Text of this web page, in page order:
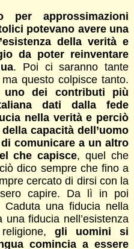
approssimazioni
potevano avere una
della verità e
da poter reinventare
. Poi ci saranno tante
questo colpisce tanto.
uno dei contributi più
dati dalla fede
nella verità e perciò
capacità dell’uomo
comunicare a un altro
che capisce, quel che
dico sempre che fino a
cercato di dirsi con la
capire. Da lì in poi
una fiducia nella
fiducia nell’esistenza
gli uomini si
comincia a essere